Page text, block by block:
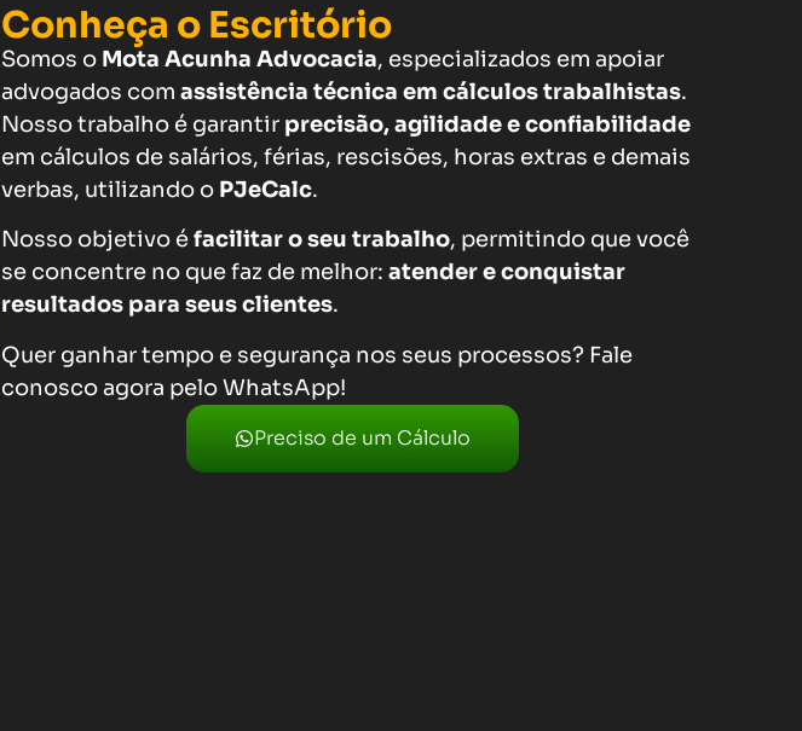
Conheça o Escritório
Somos o Mota Acunha Advocacia, especializados em apoiar
advogados com assistência técnica em cálculos trabalhistas.
Nosso trabalho é garantir precisão, agilidade e confiabilidade
em cálculos de salários, férias, rescisões, horas extras e demais
verbas, utilizando o PJeCalc.
Nosso objetivo éfacilitar o seu trabalho, permitindo que você
se concentre no que faz de melhor: atender e conquistar
resultados para seus clientes.
Quer ganhar tempo e segurança nos seus processos? Fale
conosco agora pelo WhatsApp!
Preciso de um Cálculo